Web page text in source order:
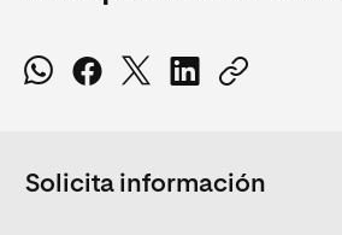
Solicita información